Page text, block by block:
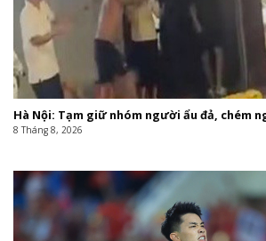
Hà Nội: Tạm giữ nhóm người ẩu đả, chém
8 Tháng 8, 2026